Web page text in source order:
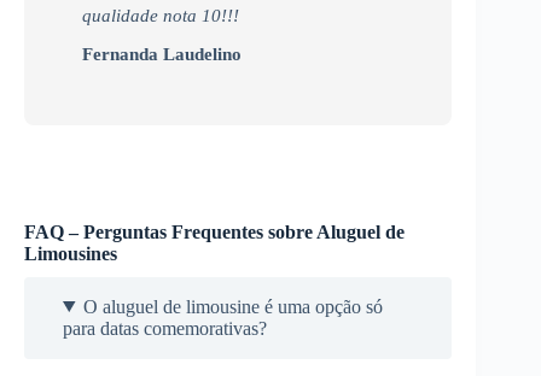
qualidade nota 10!!!
Fernanda Laudelino
FAQ – Perguntas Frequentes sobre Aluguel de
Limousines
O aluguel de limousine é uma opção só
para datas comemorativas?